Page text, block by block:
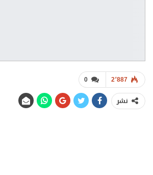
0 2٬887
نشر